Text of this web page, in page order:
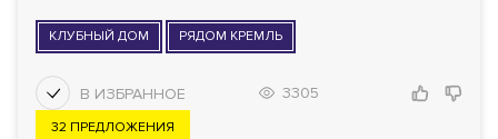
КЛУБНЫЙ ДОМ РЯДОМ КРЕМЛЬ
3305
32 ПРЕДЛОЖЕНИЯ